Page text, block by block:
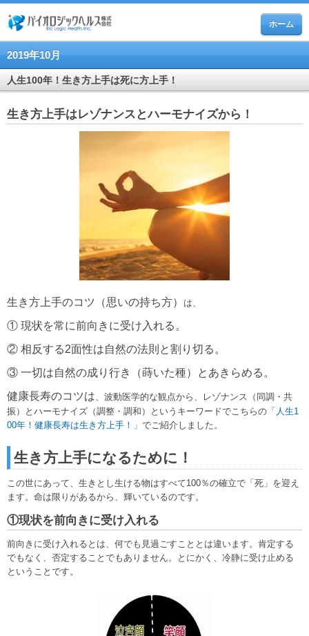
ホーム
2019年10月
人生100年！生き方上手は死に方上手！
生き方上手はレゾナンスとハーモナイズから！
生き方上手のコツ（思いの持ち方） は、
① 現状を常に前向きに受け入れる。
② 相反する2面性は自然の法則と割り切る。
③ 一切は自然の成り行き（蒔いた種）とあきらめる。
健康長寿のコツは、波動医学的な観点から、レゾナンス（同調・共
振）とハーモナイズ（調整・調和）というキーワードでこちらの 「人生1
00年！健康長寿は生き方上手！」 でご紹介しました。
生き方上手になるために！
この世にあって、生きとし生ける物はすべて100％の確立で「死」を迎え
ます。命は限りがあるから、輝いているのです。
①現状を前向きに受け入れる
前向きに受け入れるとは、何でも見過ごすこととは違います。肯定する
でもなく、否定することでもありません。とにかく、冷静に受け止める
ということです。